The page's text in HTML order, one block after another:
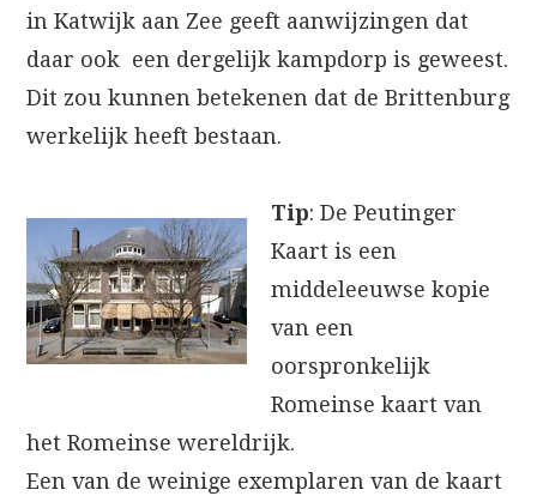
in Katwijk aan Zee geeft aanwijzingen dat
daar ook een dergelijk kampdorp is geweest.
Dit zou kunnen betekenen dat de Brittenburg
werkelijk heeft bestaan.
Tip:De Peutinger
Kaart is een
middeleeuwse kopie
van een
oorspronkelijk
Romeinse kaart van
het Romeinse wereldrijk.
Een van de weinige exemplaren van de kaart